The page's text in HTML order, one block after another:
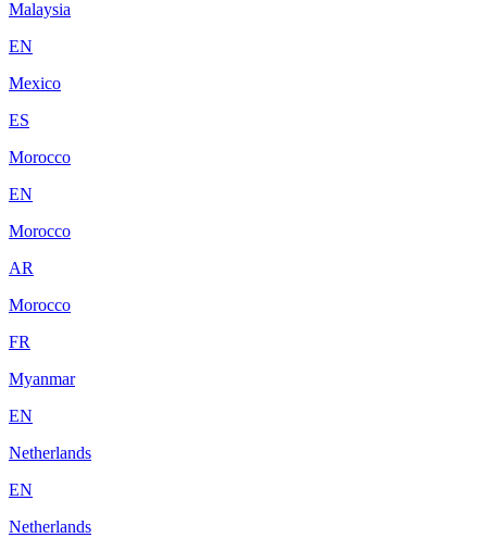
Malaysia
EN
Mexico
ES
Morocco
EN
Morocco
AR
Morocco
FR
Myanmar
EN
Netherlands
EN
Netherlands